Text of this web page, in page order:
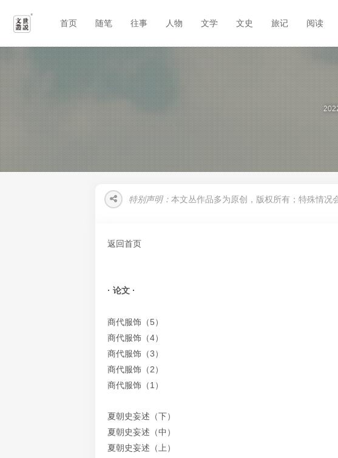
首页 随笔 往事 人物 文学 文史 旅记 阅读
特别声明： 本文丛作品多为原创，版权所有；特殊情况
返回首页
· 论文 ·
商代服饰（5）
商代服饰（4）
商代服饰（3）
商代服饰（2）
商代服饰（1）
夏朝史妄述（下）
夏朝史妄述（中）
夏朝史妄述（上）